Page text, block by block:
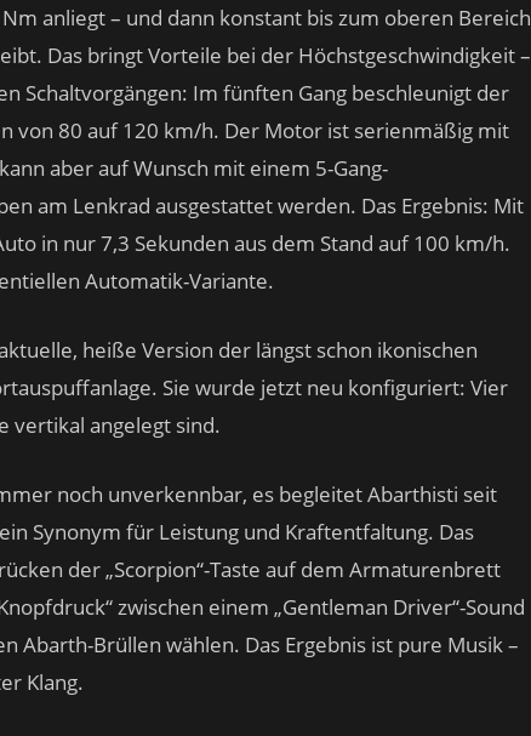
anliegt – und dann konstant bis zum oberen Bereich
Das bringt Vorteile bei der Höchstgeschwindigkeit –
Schaltvorgängen: Im fünften Gang beschleunigt der
von 80 auf 120 km/h. Der Motor ist serienmäßig mit
aber auf Wunsch mit einem 5-Gang-
am Lenkrad ausgestattet werden. Das Ergebnis: Mit
in nur 7,3 Sekunden aus dem Stand auf 100 km/h.
Automatik-Variante.
heiße Version der längst schon ikonischen
Sie wurde jetzt neu konfiguriert: Vier
vertikal angelegt sind.
noch unverkennbar, es begleitet Abarthisti seit
Synonym für Leistung und Kraftentfaltung. Das
der „Scorpion“-Taste auf dem Armaturenbrett
zwischen einem „Gentleman Driver“-Sound
Abarth-Brüllen wählen. Das Ergebnis ist pure Musik –
Klang.